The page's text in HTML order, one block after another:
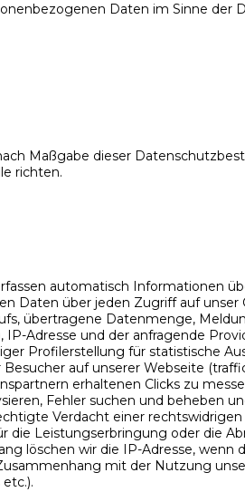
Daten im Sinne der
Maßgabe dieser
richten.
automatisch Informationen
Daten über jeden Zugriff auf
übertragene Datenmenge,
Adresse und der anfragende
Profilerstellung für statistische
auf unserer Webseite
erhaltenen Clicks zu
Fehler suchen und beheben
Verdacht einer
Leistungserbringung oder die
löschen wir die IP-Adresse,
mit der Nutzung